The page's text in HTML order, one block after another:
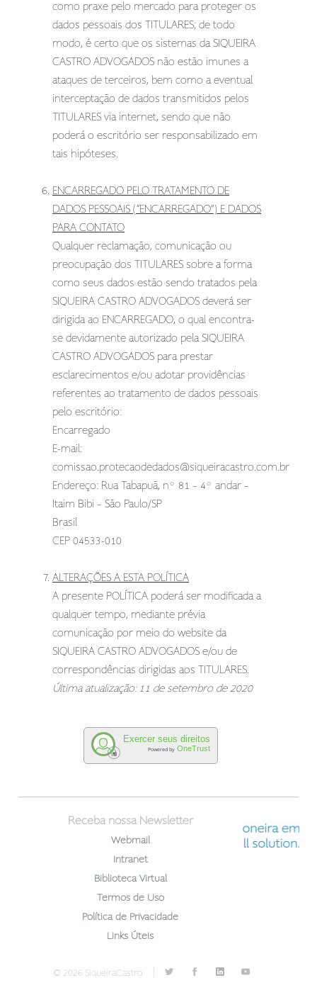
como praxe pelo mercado para proteger os
dados pessoais dos TITULARES; de todo
modo, é certo que os sistemas da SIQUEIRA
CASTRO ADVOGADOS não estão imunes a
ataques de terceiros, bem como a eventual
interceptação de dados transmitidos pelos
TITULARES via internet, sendo que não
poderá o escritório ser responsabilizado em
tais hipóteses.
ENCARREGADO PELO TRATAMENTO DE
DADOS PESSOAIS (“ENCARREGADO”) E DADOS
PARA CONTATO
Qualquer reclamação, comunicação ou
preocupação dos TITULARES sobre a forma
como seus dados estão sendo tratados pela
SIQUEIRA CASTRO ADVOGADOS deverá ser
dirigida ao ENCARREGADO, o qual encontra-
se devidamente autorizado pela SIQUEIRA
CASTRO ADVOGADOS para prestar
esclarecimentos e/ou adotar providências
referentes ao tratamento de dados pessoais
pelo escritório:
Encarregado
E-mail:
comissao.protecaodedados@siqueiracastro.com.br
Endereço: Rua Tabapuã, nº 81 – 4º andar –
Itaim Bibi – São Paulo/SP
Brasil
CEP 04533-010
ALTERAÇÕES A ESTA POLÍTICA
A presente POLÍTICA poderá ser modificada a
qualquer tempo, mediante prévia
comunicação por meio do website da
SIQUEIRA CASTRO ADVOGADOS e/ou de
correspondências dirigidas aos TITULARES.
Última atualização: 11 de setembro de 2020
Exercer seus direitos
Powered by OneTrust
Receba nossa Newsletter
Webmail
Intranet
Biblioteca Virtual
Termos de Uso
Política de Privacidade
Links Úteis
© 2026 SiqueiraCastro